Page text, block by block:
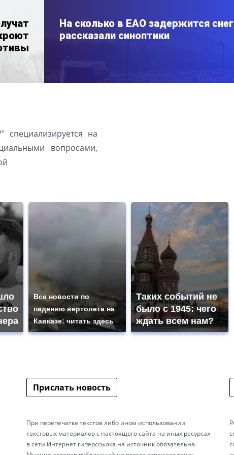
На сколько в ЕАО задержится
рассказали синоптики
специализируется на
вопросами,
Все новости по
падению вертолета на
Кавказе: читать здесь
Таких событий не
было с 1945: чего
ждать всем нам?
Прислать новость
При перепечатке текстов либо ином использовании
текстовых материалов с настоящего сайта на иных ресурсах
в сети Интернет гиперссылка на источник обязательна.